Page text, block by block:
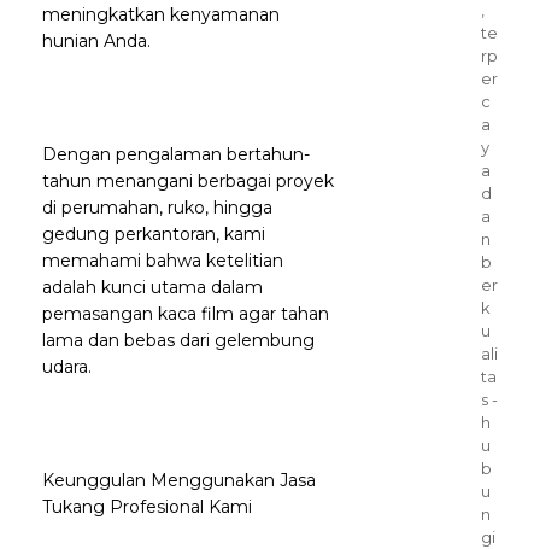
meningkatkan kenyamanan
hunian Anda.
Dengan pengalaman bertahun-
tahun menangani berbagai proyek
di perumahan, ruko, hingga
gedung perkantoran, kami
memahami bahwa ketelitian
adalah kunci utama dalam
pemasangan kaca film agar tahan
lama dan bebas dari gelembung
udara.
Keunggulan Menggunakan Jasa
Tukang Profesional Kami
te
rp
er
c
a
y
a
d
a
n
b
er
k
u
ali
ta
s -
h
u
b
u
n
gi